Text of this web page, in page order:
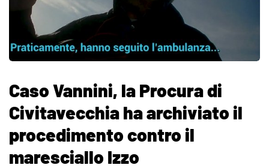
Caso Vannini, la Procura di
Civitavecchia ha archiviato il
procedimento contro il
maresciallo Izzo